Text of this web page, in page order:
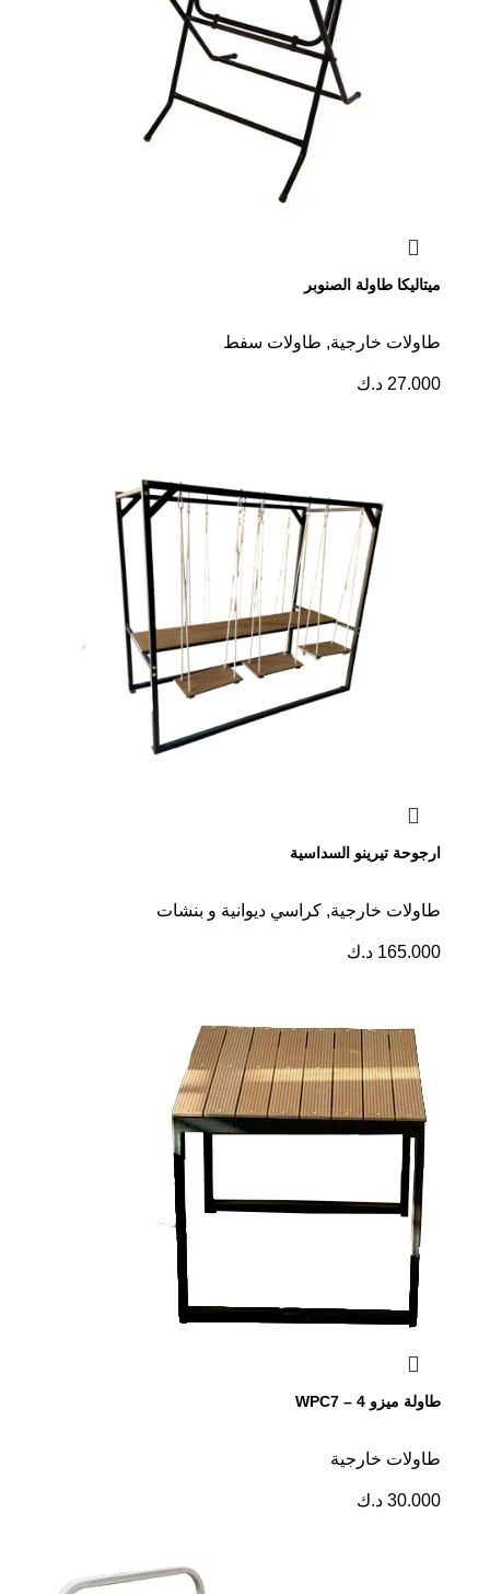
ميتاليكا طاولة الصنوبر
طاولات خارجية, طاولات سفط
27.000 د.ك
ارجوحة تيرينو السداسية
طاولات خارجية, كراسي ديوانية و بنشات
165.000 د.ك
طاولة ميزو WPC7 – 4
طاولات خارجية
30.000 د.ك